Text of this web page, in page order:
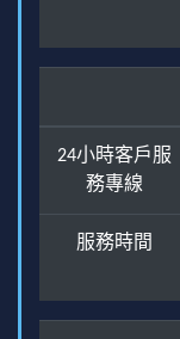
24小時客戶服
務專線
服務時間